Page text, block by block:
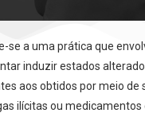
se a uma prática que
induzir estados
aos obtidos por meio de
ilícitas ou medicamentos